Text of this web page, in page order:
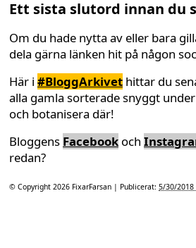
Ett sista slutord innan du
Om du hade nytta av eller bara
dela gärna länken hit på någon
Här i #BloggArkivet hittar du
alla gamla sorterade snyggt
och botanisera där!
Bloggens Facebookoch
redan?
© Copyright 2026 FixarFarsan | Publicerat: 5/30/2018